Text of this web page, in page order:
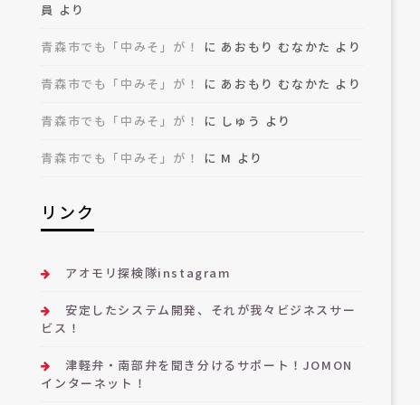
員 より
青森市でも「中みそ」が！ に あおもり むなかた より
青森市でも「中みそ」が！ に あおもり むなかた より
青森市でも「中みそ」が！ に しゅう より
青森市でも「中みそ」が！ に M より
リンク
アオモリ探検隊instagram
安定したシステム開発、それが我々ビジネスサー
ビス！
津軽弁・南部弁を聞き分けるサポート！JOMON
インターネット！